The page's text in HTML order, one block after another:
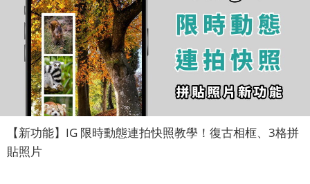
【新功能】IG 限時動態連拍快照教學！復古相框、3格拼
貼照片